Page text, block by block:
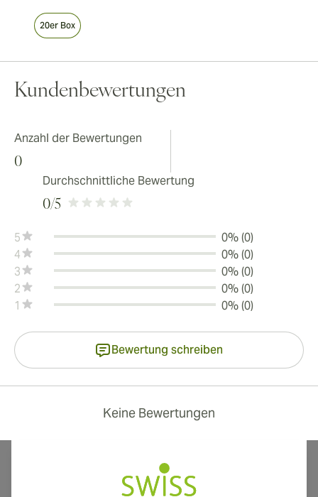
20er Box
Kundenbewertungen
Anzahl der Bewertungen
0
Durchschnittliche Bewertung
0/5
5
0% (0)
4
0% (0)
3
0% (0)
2
0% (0)
1
0% (0)
Bewertung schreiben
Keine Bewertungen